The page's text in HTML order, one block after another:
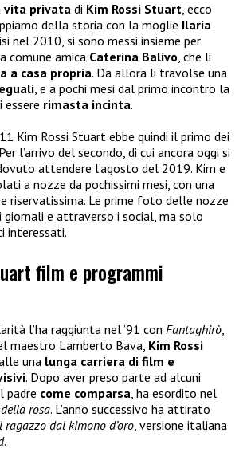
vita privata di Kim Rossi Stuart, ecco
della storia con la moglie Ilaria
nel 2010, si sono messi insieme per
comune amica Caterina Balivo, che li
a casa propria. Da allora li travolse una
, e a pochi mesi dal primo incontro la
essere rimasta incinta.
Kim Rossi Stuart ebbe quindi il primo dei
l’arrivo del secondo, di cui ancora oggi si
attendere l’agosto del 2019. Kim e
a nozze da pochissimi mesi, con una
riservatissima. Le prime foto delle nozze
e attraverso i social, ma solo
interessati.
film e programmi
l’ha raggiunta nel ’91 con Fantaghirò,
maestro Lamberto Bava, Kim Rossi
una lunga carriera di film e
. Dopo aver preso parte ad alcuni
padre come comparsa, ha esordito nel
rosa. L’anno successivo ha attirato
ragazzo dal kimono d’oro, versione italiana
.